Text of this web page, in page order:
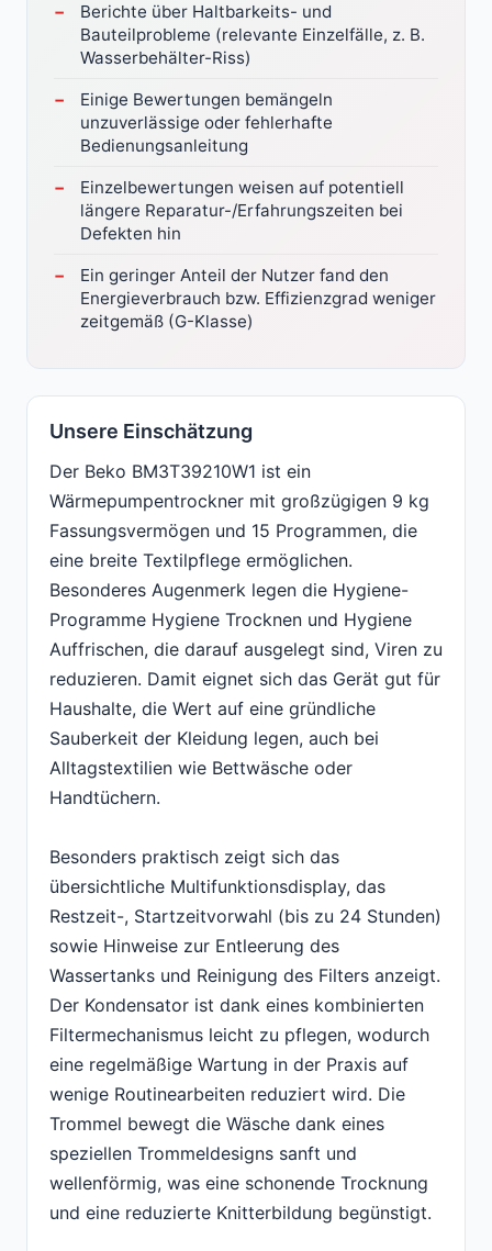
Berichte über Haltbarkeits- und
Bauteilprobleme (relevante Einzelfälle, z. B.
Wasserbehälter-Riss)
Einige Bewertungen bemängeln
unzuverlässige oder fehlerhafte
Bedienungsanleitung
Einzelbewertungen weisen auf potentiell
längere Reparatur-/Erfahrungszeiten bei
Defekten hin
Ein geringer Anteil der Nutzer fand den
Energieverbrauch bzw. Effizienzgrad weniger
zeitgemäß (G-Klasse)
Unsere Einschätzung
Der Beko BM3T39210W1 ist ein
Wärmepumpentrockner mit großzügigen 9 kg
Fassungsvermögen und 15 Programmen, die
eine breite Textilpflege ermöglichen.
Besonderes Augenmerk legen die Hygiene-
Programme Hygiene Trocknen und Hygiene
Auffrischen, die darauf ausgelegt sind, Viren zu
reduzieren. Damit eignet sich das Gerät gut für
Haushalte, die Wert auf eine gründliche
Sauberkeit der Kleidung legen, auch bei
Alltagstextilien wie Bettwäsche oder
Handtüchern.
Besonders praktisch zeigt sich das
übersichtliche Multifunktionsdisplay, das
Restzeit-, Startzeitvorwahl (bis zu 24 Stunden)
sowie Hinweise zur Entleerung des
Wassertanks und Reinigung des Filters anzeigt.
Der Kondensator ist dank eines kombinierten
Filtermechanismus leicht zu pflegen, wodurch
eine regelmäßige Wartung in der Praxis auf
wenige Routinearbeiten reduziert wird. Die
Trommel bewegt die Wäsche dank eines
speziellen Trommeldesigns sanft und
wellenförmig, was eine schonende Trocknung
und eine reduzierte Knitterbildung begünstigt.